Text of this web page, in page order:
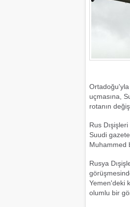
uçmasına,
rotanın
​Rus
Suudi
Muhammed
Rusya
Yemen'deki
olumlu bir